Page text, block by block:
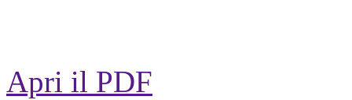
Apri il PDF